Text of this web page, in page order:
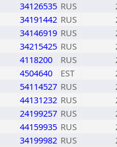
34126535 RUS
34191442 RUS
34146919 RUS
34215425 RUS
4118200 RUS
4504640 EST
54114527 RUS
44131232 RUS
24199257 RUS
44159935 RUS
34199982 RUS